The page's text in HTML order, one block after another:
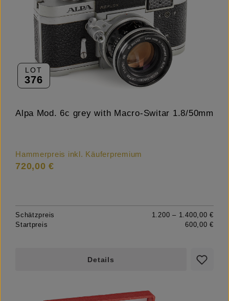
LOT
376
Alpa Mod. 6c grey with Macro-Switar 1.8/50mm
Hammerpreis inkl. Käuferpremium
720,00 €
Schätzpreis
1.200 – 1.400,00 €
Startpreis
600,00 €
Details